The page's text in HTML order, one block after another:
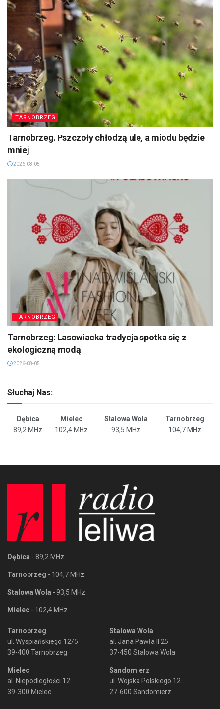
TARNOBRZEG
Tarnobrzeg. Pszczoły chłodzą ule, a miodu będzie
mniej
2026-08-05
TARNOBRZEG
Tarnobrzeg: Lasowiacka tradycja spotka się z
ekologiczną modą
2026-08-05
Słuchaj Nas:
Dębica Mielec Stalowa Wola
Tarnobrzeg
89,2 MHz
102,4 MHz 93,5 MHz 104,7 MHz
Dębica - 89,2 MHz
Tarnobrzeg - 104,7 MHz
Stalowa Wola - 93,5 MHz
Mielec - 102,4 MHz
Tarnobrzeg
ul. Wyspiańskiego 12/5
39-400 Tarnobrzeg
Mielec
al. Niepodległości 12
39-300 Mielec
Stalowa Wola
al. Jana Pawła II 25
37-450 Stalowa Wola
Sandomierz
ul. Wojska Polskiego 12
27-600 Sandomierz